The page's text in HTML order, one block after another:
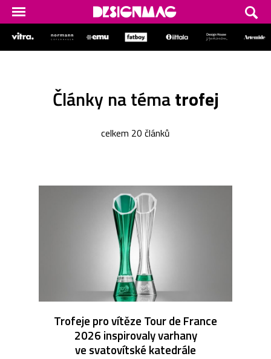
Články na tématrofej
celkem 20 článků
Trofeje pro vítěze Tour de France
2026 inspirovaly varhany
ve svatovítské katedrále